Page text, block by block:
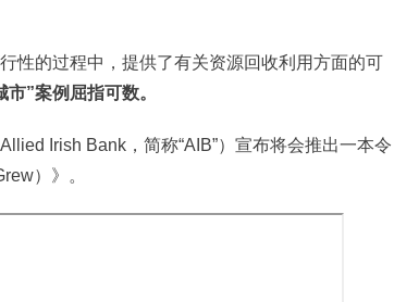
性的过程中，提供了有关资源回收利用方面的可
”案例屈指可数。
Irish Bank，简称“AIB”）宣布将会推出一本令
）》。